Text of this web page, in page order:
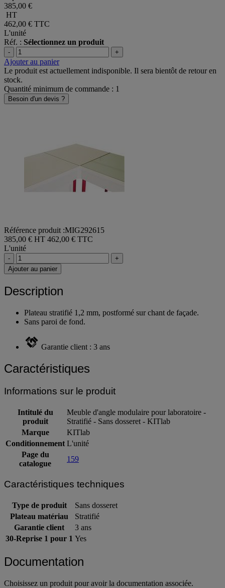
385,00 €
HT
462,00 € TTC
L'unité
Réf. : Sélectionnez un produit
- +
Ajouter au panier
Le produit est actuellement indisponible. Il sera bientôt de retour en
stock.
Quantité minimum de commande : 1
Besoin d'un devis ?
Référence produit :MIG292615
385,00 € HT 462,00 € TTC
L'unité
-
+
Ajouter au panier
Description
Plateau stratifié 1,2 mm, postformé sur chant de façade.
Sans paroi de fond.
Garantie client : 3 ans
Caractéristiques
Informations sur le produit
Intitulé du
produit
Meuble d'angle modulaire pour laboratoire -
Stratifié - Sans dosseret - KITlab
Marque
KITlab
Conditionnement L'unité
Page du
catalogue
159
Caractéristiques techniques
Type de produit
Sans dosseret
Plateau matériau
Stratifié
Garantie client
3 ans
30-Reprise 1 pour 1 Yes
Documentation
Choisissez un produit pour avoir la documentation associée.